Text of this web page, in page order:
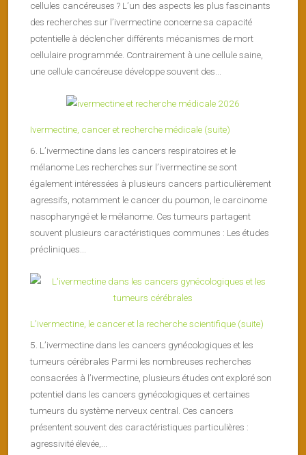
cellules cancéreuses ? L’un des aspects les plus fascinants
des recherches sur l’ivermectine concerne sa capacité
potentielle à déclencher différents mécanismes de mort
cellulaire programmée. Contrairement à une cellule saine,
une cellule cancéreuse développe souvent des...
Ivermectine, cancer et recherche médicale (suite)
6. L’ivermectine dans les cancers respiratoires et le
mélanome Les recherches sur l’ivermectine se sont
également intéressées à plusieurs cancers particulièrement
agressifs, notamment le cancer du poumon, le carcinome
nasopharyngé et le mélanome. Ces tumeurs partagent
souvent plusieurs caractéristiques communes : Les études
précliniques...
L’ivermectine, le cancer et la recherche scientifique (suite)
5. L’ivermectine dans les cancers gynécologiques et les
tumeurs cérébrales Parmi les nombreuses recherches
consacrées à l’ivermectine, plusieurs études ont exploré son
potentiel dans les cancers gynécologiques et certaines
tumeurs du système nerveux central. Ces cancers
présentent souvent des caractéristiques particulières :
agressivité élevée,...